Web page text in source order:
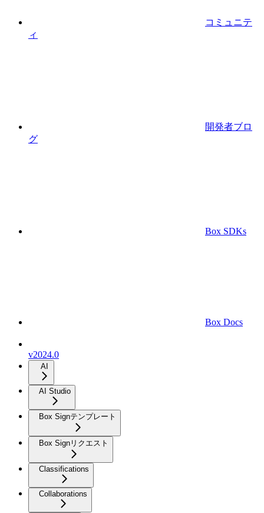
コミュニテ
ィ
開発者ブロ
グ
Box SDKs
Box Docs
v2024.0
AI
AI Studio
Box Signテンプレート
Box Signリクエスト
Classifications
Collaborations